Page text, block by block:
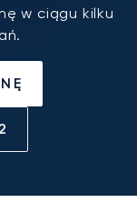
w ciągu kilku